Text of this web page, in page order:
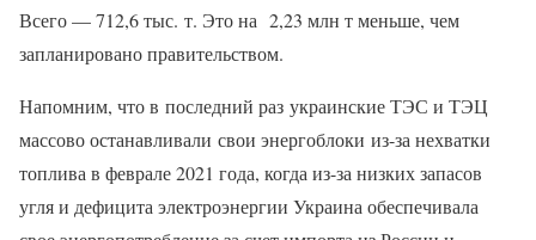
Всего — 712,6 тыс. т. Это на 2,23 млн т меньше, чем
запланировано правительством.
Напомним, что в последний раз украинские ТЭС и ТЭЦ
массово останавливали свои энергоблоки из-за нехватки
топлива в феврале 2021 года, когда из-за низких запасов
угля и дефицита электроэнергии Украина обеспечивала